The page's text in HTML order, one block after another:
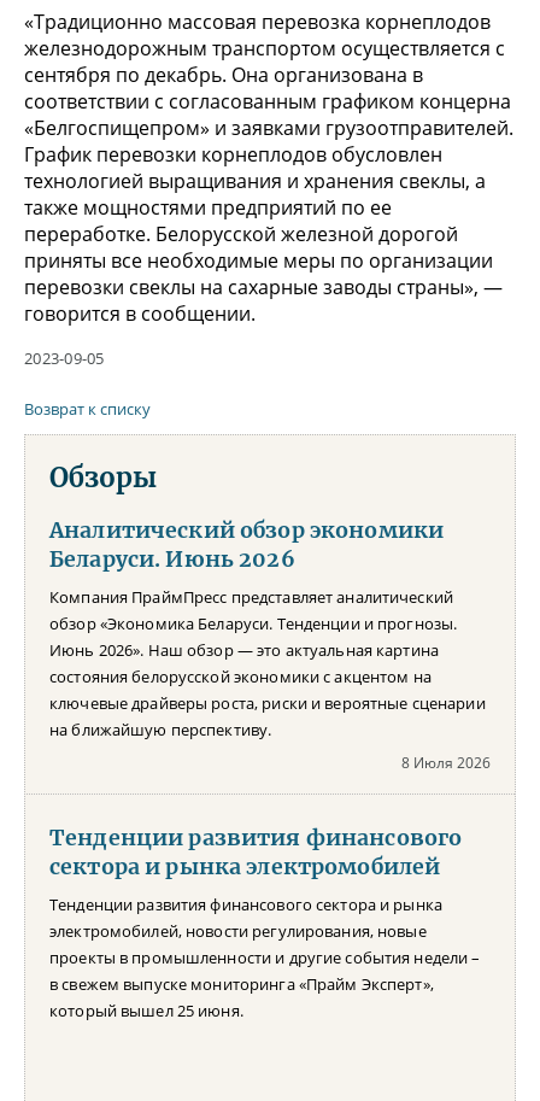
«Традиционно массовая перевозка корнеплодов
железнодорожным транспортом осуществляется с
сентября по декабрь. Она организована в
соответствии с согласованным графиком концерна
«Белгоспищепром» и заявками грузоотправителей.
График перевозки корнеплодов обусловлен
технологией выращивания и хранения свеклы, а
также мощностями предприятий по ее
переработке. Белорусской железной дорогой
приняты все необходимые меры по организации
перевозки свеклы на сахарные заводы страны», —
говорится в сообщении.
2023-09-05
Возврат к списку
Обзоры
Аналитический обзор экономики
Беларуси. Июнь 2026
Компания ПраймПресс представляет аналитический
обзор «Экономика Беларуси. Тенденции и прогнозы.
Июнь 2026». Наш обзор — это актуальная картина
состояния белорусской экономики с акцентом на
ключевые драйверы роста, риски и вероятные сценарии
на ближайшую перспективу.
8 Июля 2026
Тенденции развития финансового
сектора и рынка электромобилей
Тенденции развития финансового сектора и рынка
электромобилей, новости регулирования, новые
проекты в промышленности и другие события недели –
в свежем выпуске мониторинга «Прайм Эксперт»,
который вышел 25 июня.